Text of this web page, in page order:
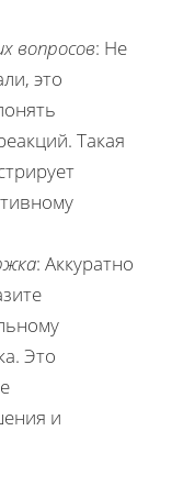
вопросов: Не
это
Такая
: Аккуратно
Это
и